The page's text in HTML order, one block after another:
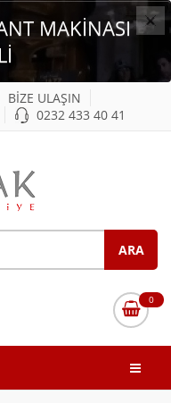
×
MAKİNASI
BİZE ULAŞIN
0232 433 40 41
0